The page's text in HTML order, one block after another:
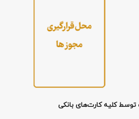
توسط کلیه کارت‌های بانکی